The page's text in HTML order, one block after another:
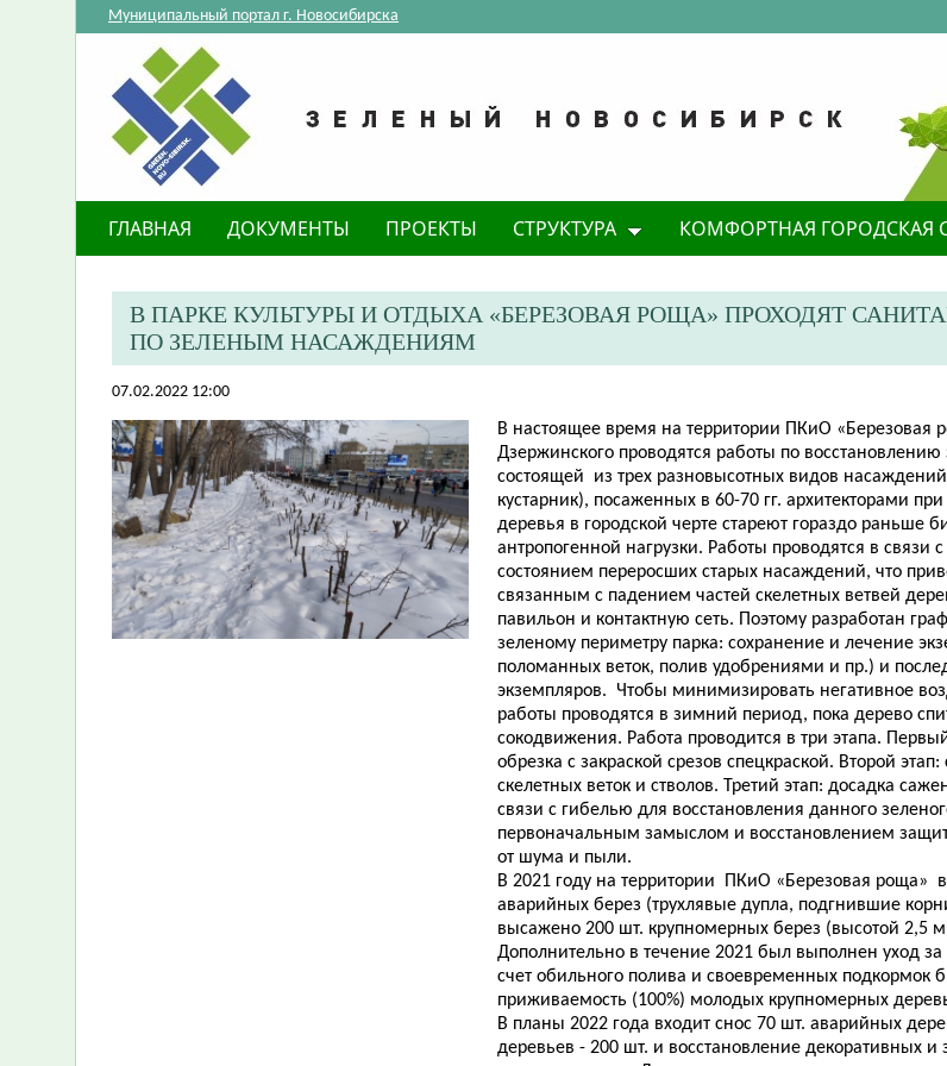
Муниципальный портал г. Новосибирска
ГЛАВНАЯ ДОКУМЕНТЫ ПРОЕКТЫ СТРУКТУРА КОМФОРТНАЯ ГОРОДСКАЯ
В ПАРКЕ КУЛЬТУРЫ И ОТДЫХА «БЕРЕЗОВАЯ РОЩА» ПРОХОДЯТ
ПО ЗЕЛЕНЫМ НАСАЖДЕНИЯМ
07.02.2022 12:00
В настоящее время на территории ПКиО «Березовая
Дзержинского проводятся работы по
состоящей из трех разновысотных видов
кустарник), посаженных в 60-70 гг. архитекторами
деревья в городской черте стареют гораздо раньше
антропогенной нагрузки. Работы проводятся в связи
состоянием переросших старых насаждений, что
связанным с падением частей скелетных ветвей
павильон и контактную сеть. Поэтому разработан
зеленому периметру парка: сохранение и лечение
поломанных веток, полив удобрениями и пр.) и
экземпляров. Чтобы минимизировать негативное
работы проводятся в зимний период, пока дерево
сокодвижения. Работа проводится в три этапа.
обрезка с закраской срезов спецкраской. Второй
скелетных веток и стволов. Третий этап: досадка
связи с гибелью для восстановления данного
первоначальным замыслом и восстановлением
от шума и пыли.
В 2021 году на территории ПКиО «Березовая роща»
аварийных берез (трухлявые дупла, подгнившие
высажено 200 шт. крупномерных берез (высотой 2,5
Дополнительно в течение 2021 был выполнен уход
счет обильного полива и своевременных подкормок
приживаемость (100%) молодых крупномерных
В планы 2022 года входит снос 70 шт. аварийных
деревьев - 200 шт. и восстановление декоративных